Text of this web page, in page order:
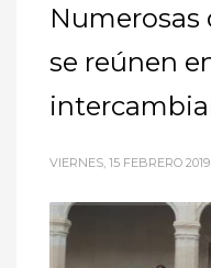
Numerosas
se reúnen
VIERNES, 15 FEBRERO 2019